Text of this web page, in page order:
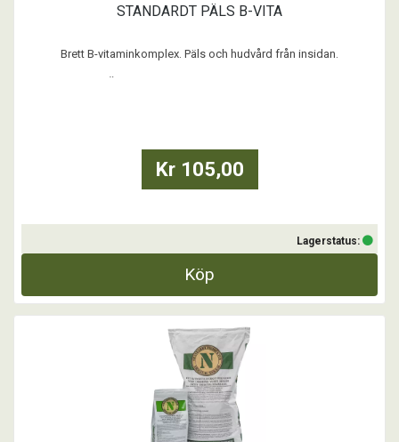
STANDARDT PÄLS B-VITA
Brett B-vitaminkomplex. Päls och hudvård från insidan.
Kr 105,00
Lagerstatus:
Köp